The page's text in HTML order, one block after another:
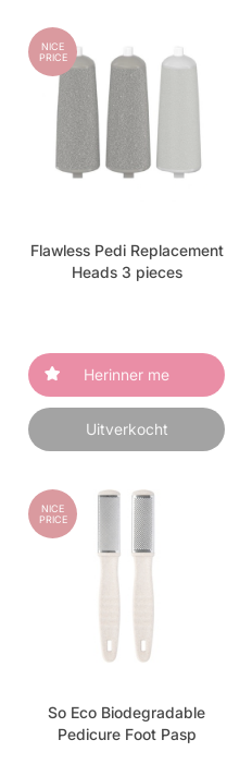
NICE
PRICE
Flawless Pedi Replacement
Heads 3 pieces
Herinner me
Uitverkocht
NICE
PRICE
So Eco Biodegradable
Pedicure Foot Pasp